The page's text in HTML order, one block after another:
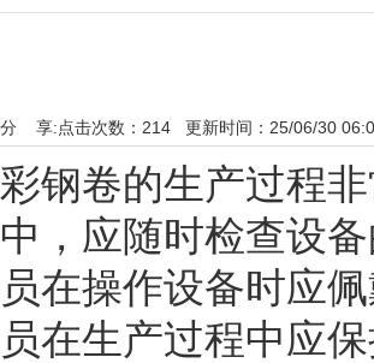
点击次数： 214 更新时间：25/06/30
分 享:
彩钢卷的生产过程
中，应随时检查设
员在操作设备时应
员在生产过程中应